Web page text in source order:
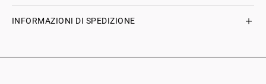
INFORMAZIONI DI SPEDIZIONE